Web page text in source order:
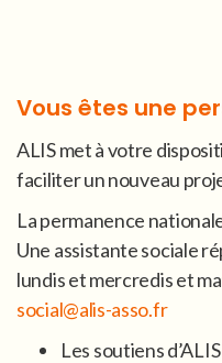
Vous êtes une
ALIS met à votre
faciliter un nouveau
La permanence
Une assistante sociale
lundis et mercredis et
social@alis-asso.fr
Les soutiens